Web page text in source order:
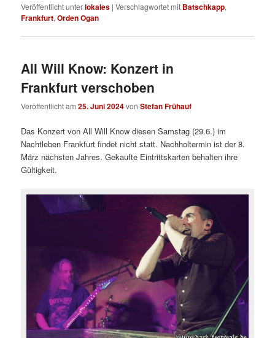
Veröffentlicht unterlokales |Verschlagwortet mit Batschkapp,
Frankfurt,Orden Ogan
All Will Know: Konzert in
Frankfurt verschoben
Veröffentlicht am25. Juni 2024vonStefan Frühauf
Das Konzert von All Will Know diesen Samstag (29.6.) im
Nachtleben Frankfurt findet nicht statt. Nachholtermin ist der 8.
März nächsten Jahres. Gekaufte Eintrittskarten behalten ihre
Gültigkeit.